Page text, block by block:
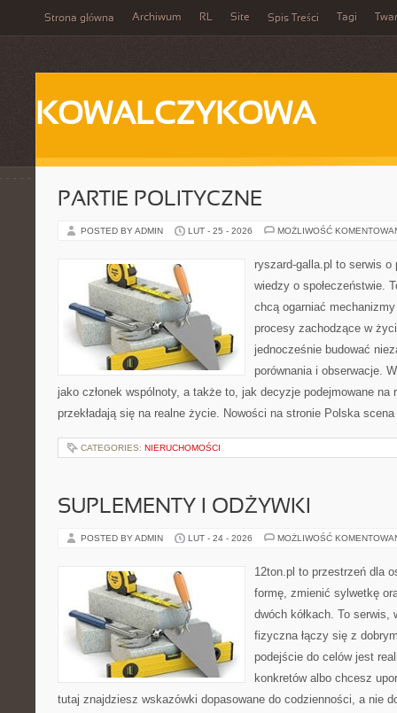
Strona główna Archiwum RL Site Spis Treści Tagi
KOWALCZYKOWA
PARTIE POLITYCZNE
POSTED BY ADMIN LUT - 25 - 2026 MOŻLIWOŚĆ
ryszard-galla.pl to serwis
wiedzy o społeczeństwie.
chcą ogarniać
procesy zachodzące w
jednocześnie budować
porównania i obserwacje.
jako członek wspólnoty, a także to, jak decyzje podejmowane na
przekładają się na realne życie. Nowości na stronie Polska
CATEGORIES: NIERUCHOMOŚCI
SUPLEMENTY I ODŻYWKI
POSTED BY ADMIN LUT - 24 - 2026 MOŻLIWOŚĆ
12ton.pl to przestrzeń dla
formę, zmienić sylwetkę
dwóch kółkach. To
fizyczna łączy się z
podejście do celów jest
konkretów albo chcesz
tutaj znajdziesz wskazówki dopasowane do codzienności, a nie